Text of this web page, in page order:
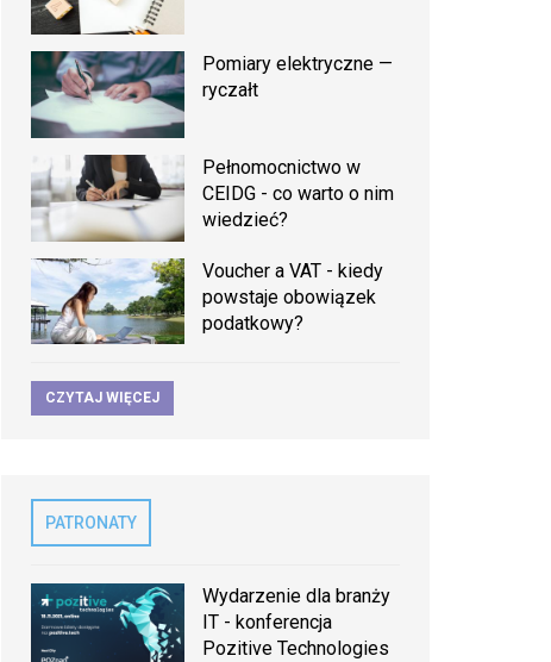
Pomiary elektryczne —
ryczałt
Pełnomocnictwo w
CEIDG - co warto o nim
wiedzieć?
Voucher a VAT - kiedy
powstaje obowiązek
podatkowy?
CZYTAJ WIĘCEJ
PATRONATY
Wydarzenie dla branży
IT - konferencja
Pozitive Technologies